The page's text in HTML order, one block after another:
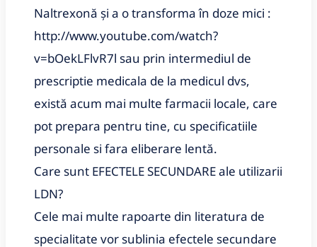
Naltrexonă și a o transforma în doze mici :
http://www.youtube.com/watch?
v=bOekLFlvR7l sau prin intermediul de
prescriptie medicala de la medicul dvs,
există acum mai multe farmacii locale, care
pot prepara pentru tine, cu specificatiile
personale si fara eliberare lentă.
Care sunt EFECTELE SECUNDARE ale utilizarii
LDN?
Cele mai multe rapoarte din literatura de
specialitate vor sublinia efectele secundare